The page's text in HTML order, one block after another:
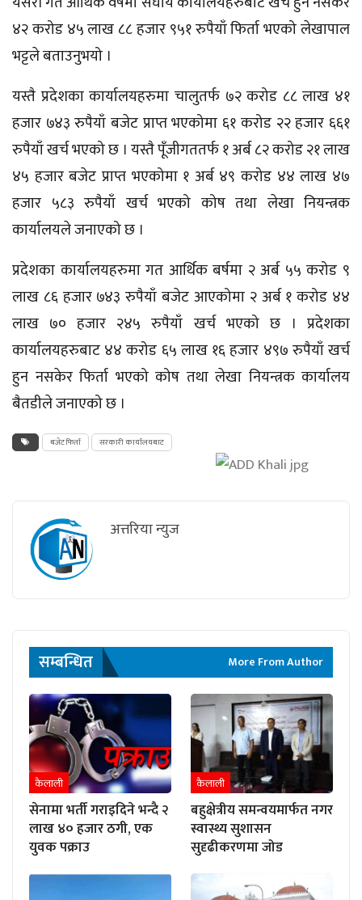
४२ करोड ४५ लाख ८८ हजार ९५१ रुपैयाँ फिर्ता भएको लेखापाल
भट्टले बताउनुभयो ।
यस्तै प्रदेशका कार्यालयहरुमा चालुतर्फ ७२ करोड ८८ लाख ४१
हजार ७४३ रुपैयाँ बजेट प्राप्त भएकोमा ६१ करोड २२ हजार ६६१
रुपैयाँ खर्च भएको छ । यस्तै पूँजीगततर्फ १ अर्ब ८२ करोड २१ लाख
४५ हजार बजेट प्राप्त भएकोमा १ अर्ब ४९ करोड ४४ लाख ४७
हजार ५८३ रुपैयाँ खर्च भएको कोष तथा लेखा नियन्त्रक
कार्यालयले जनाएको छ ।
प्रदेशका कार्यालयहरुमा गत आर्थिक बर्षमा २ अर्ब ५५ करोड ९
लाख ८६ हजार ७४३ रुपैयाँ बजेट आएकोमा २ अर्ब १ करोड ४४
लाख ७० हजार २४५ रुपैयाँ खर्च भएको छ । प्रदेशका
कार्यालयहरुबाट ४४ करोड ६५ लाख १६ हजार ४९७ रुपैयाँ खर्च
हुन नसकेर फिर्ता भएको कोष तथा लेखा नियन्त्रक कार्यालय
बैतडीले जनाएको छ ।
बजेट फिर्ता सरकारी कार्यालयबाट
अत्तरिया न्युज
सम्बन्धित More From Author
कैलाली
सेनामा भर्ती गराइदिने भन्दै २
लाख ४० हजार ठगी, एक
युवक पक्राउ
कैलाली
बहुक्षेत्रीय समन्वयमार्फत नगर
स्वास्थ्य सुशासन
सुदृढीकरणमा जोड